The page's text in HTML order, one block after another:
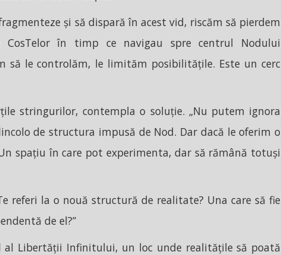
și să dispară în acest vid, riscăm să pierdem
CosTelor în timp ce navigau spre centrul Nodului
să le controlăm, le limităm posibilitățile. Este un cerc
stringurilor, contempla o soluție. „Nu putem ignora
de structura impusă de Nod. Dar dacă le oferim o
spațiu în care pot experimenta, dar să rămână totuși
referi la o nouă structură de realitate? Una care să fie
de el?”
al Libertății Infinitului, un loc unde realitățile să poată